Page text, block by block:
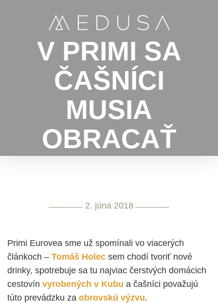
V PRIMI SA
ČAŠNÍCI
MUSIA
OBRACAŤ
2. júna 2018
Primi Eurovea sme už spomínali vo viacerých
článkoch – Tomáš Holec sem chodí tvoriť nové
drinky, spotrebuje sa tu najviac čerstvých domácich
cestovín vyrobených v Kubu a čašníci považujú
túto prevádzku za obrovskú výzvu.